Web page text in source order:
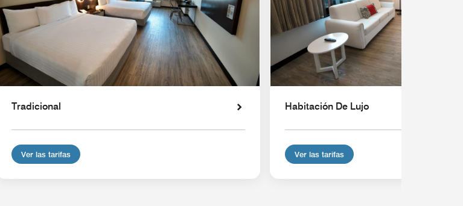
Tradicional
Ver las tarifas
Habitación De Lujo
Ver las tarifas